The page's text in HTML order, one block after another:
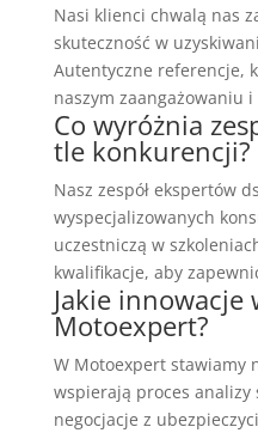
Nasi klienci chwalą nas
skuteczność w
Autentyczne referencje,
naszym zaangażowaniu
Co wyróżnia
tle konkurencji?
Nasz zespół ekspertów
wyspecjalizowanych
uczestniczą w
kwalifikacje, aby
Jakie innowacje
Motoexpert?
W Motoexpert stawiamy
wspierają proces analizy
negocjacje z